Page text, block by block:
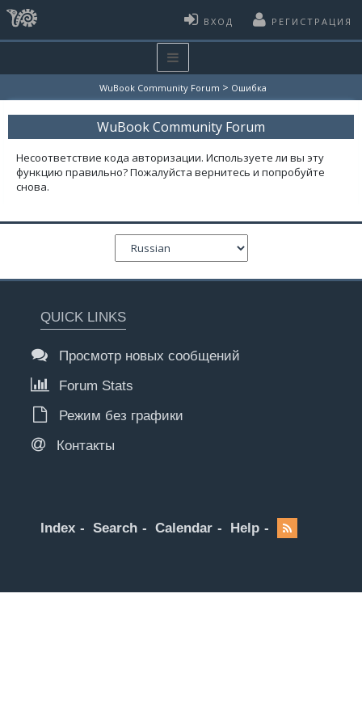
ВХОД РЕГИСТРАЦИЯ
WuBook Community Forum > Ошибка
WuBook Community Forum
Несоответствие кода авторизации. Используете ли вы эту
функцию правильно? Пожалуйста вернитесь и попробуйте
снова.
QUICK LINKS
Просмотр новых сообщений
Forum Stats
Режим без графики
Контакты
Index Search Calendar Help